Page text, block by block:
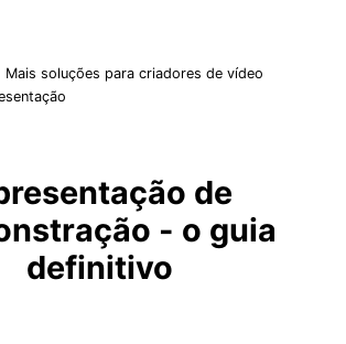
Mais soluções para criadores de vídeo
de
- o guia
definitivo